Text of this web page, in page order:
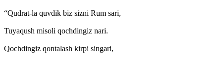
“Qudrat-la quvdik biz sizni Rum sari,
Tuyaqush misoli qochdingiz nari.
Qochdingiz qontalash kirpi singari,